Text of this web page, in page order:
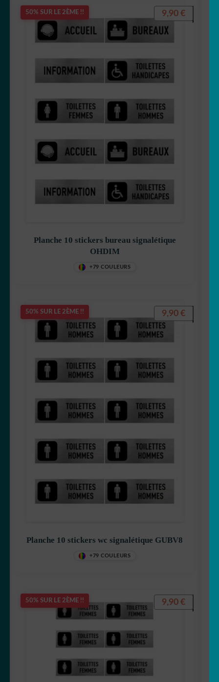
50% SUR LE 2ÈME !!
Planche 10 stickers bureau signalétique
OHDIM
+79 COULEURS
9,90 €
50% SUR LE 2ÈME !!
Planche 10 stickers wc signalétique GUBV8
+79 COULEURS
9,90 €
50% SUR LE 2ÈME !! 9,90 €